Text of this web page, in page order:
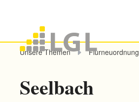
Unsere Themen Flurneuordnung
Seelbach